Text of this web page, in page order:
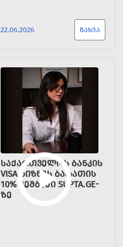
22.06.2026 ᲜᲐᲮᲕᲐ
ᲡᲐᲥᲐᲠᲗᲕᲔᲚᲝᲡ ᲑᲐᲜᲙᲘᲡ
VISA ᲑᲘᲖᲜᲔᲡ ᲑᲐᲠᲐᲗᲘᲡ
10% ᲥᲔᲨᲑᲔᲥᲘ SUPTA.GE-
ᲖᲔ